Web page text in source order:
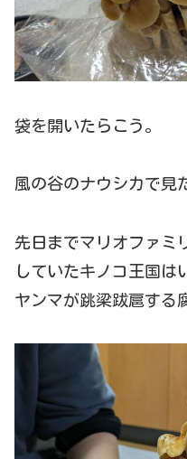
袋を開いたらこう。
風の谷のナウシカで見
先日までマリオファミ
していたキノコ王国は
ヤンマが跳梁跋扈する